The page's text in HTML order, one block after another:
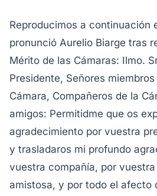
Reproducimos a continuación
pronunció Aurelio Biarge tras
Mérito de las Cámaras: Ilmo.
Presidente, Señores
Cámara, Compañeros de la
amigos: Permitidme que os
agradecimiento por vuestra
y trasladaros mi profundo
vuestra compañía, por
amistosa, y por todo el afecto